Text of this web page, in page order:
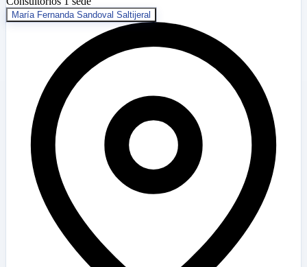
María Fernanda Sandoval Saltijeral